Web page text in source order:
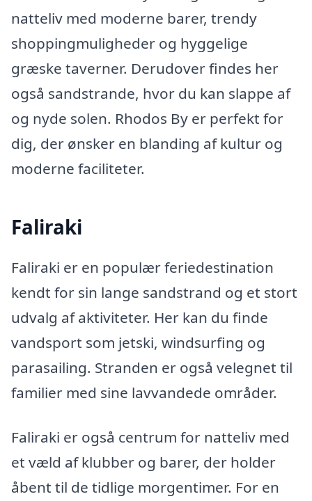
natteliv med moderne barer, trendy
shoppingmuligheder og hyggelige
græske taverner. Derudover findes her
også sandstrande, hvor du kan slappe af
og nyde solen. Rhodos By er perfekt for
dig, der ønsker en blanding af kultur og
moderne faciliteter.
Faliraki
Faliraki er en populær feriedestination
kendt for sin lange sandstrand og et stort
udvalg af aktiviteter. Her kan du finde
vandsport som jetski, windsurfing og
parasailing. Stranden er også velegnet til
familier med sine lavvandede områder.
Faliraki er også centrum for natteliv med
et væld af klubber og barer, der holder
åbent til de tidlige morgentimer. For en